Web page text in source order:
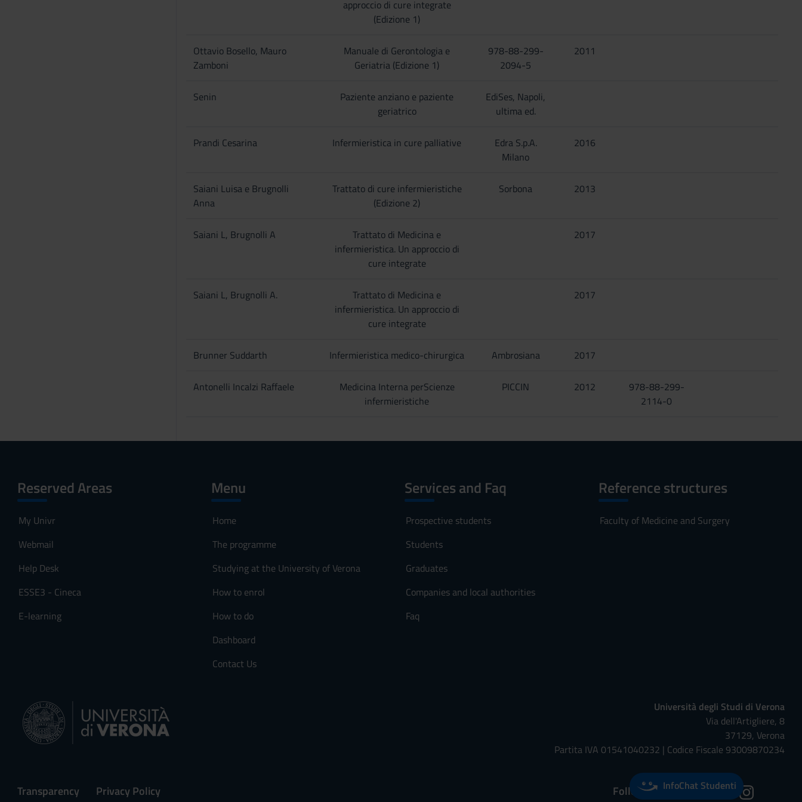
approccio di cure integrate
(Edizione 1)
Ottavio Bosello, Mauro
Zamboni
Manuale di Gerontologia e
Geriatria (Edizione 1)
978-88-299-
2094-5
2011
Senin
Paziente anziano e paziente
geriatrico
EdiSes, Napoli,
ultima ed.
Prandi Cesarina Infermieristica in cure palliative
Edra S.p.A.
Milano
2016
Saiani Luisa e Brugnolli
Anna
Trattato di cure infermieristiche
(Edizione 2)
Sorbona 2013
Saiani L, Brugnolli A
Trattato di Medicina e
infermieristica. Un approccio di
cure integrate
2017
Saiani L, Brugnolli A.
Trattato di Medicina e
infermieristica. Un approccio di
cure integrate
2017
Brunner Suddarth Infermieristica medico-chirurgica Ambrosiana 2017
Antonelli Incalzi Raffaele
Medicina Interna perScienze
infermieristiche
PICCIN 2012
978-88-299-
2114-0
Reserved Areas
My Univr
Webmail
Help Desk
ESSE3 - Cineca
E-learning
Menu
Home
The programme
Studying at the University of Verona
How to enrol
How to do
Dashboard
Contact Us
Services and Faq
Prospective students
Students
Graduates
Companies and local authorities
Faq
Reference structures
Faculty of Medicine and Surgery
Università degli Studi di Verona
Via dell'Artigliere, 8
37129, Verona
Partita IVA 01541040232 | Codice Fiscale 93009870234
Transparency Privacy Policy Follow us on:InfoChat Studenti